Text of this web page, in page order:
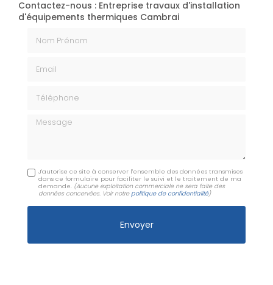
Contactez-nous : Entreprise travaux d'installation
d'équipements thermiques Cambrai
Message
J'autorise ce site à conserver l'ensemble des données transmises
dans ce formulaire pour faciliter le suivi et le traitement de ma
demande. (Aucune exploitation commerciale ne sera faite des
données concervées. Voir notrepolitique de confidentialité)